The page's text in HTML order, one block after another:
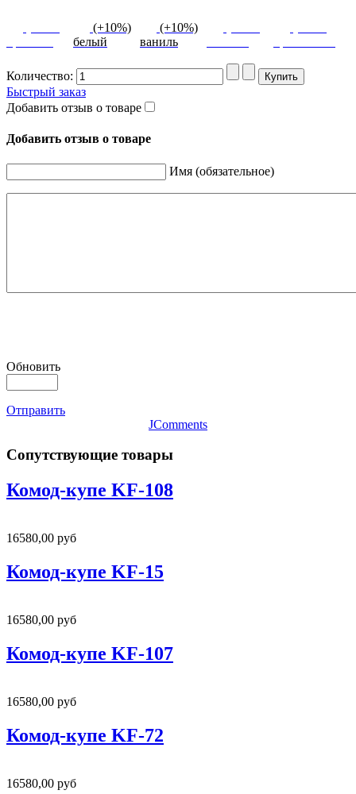
(+10%)
белый
(+10%)
ваниль
Количество:
Быстрый заказ
Добавить отзыв о товаре
Добавить отзыв о товаре
Имя (обязательное)
Обновить
Отправить
JComments
Сопутствующие товары
Комод-купе KF-108
16580,00 руб
Комод-купе KF-15
16580,00 руб
Комод-купе KF-107
16580,00 руб
Комод-купе KF-72
16580,00 руб